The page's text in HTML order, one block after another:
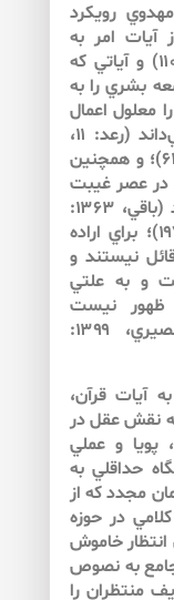
مهدوي رويكرد
آيات امر به
معروف و نهي از منكر (آل عمران: ۱۰۴و ۱۱۰) و آياتي كه
بشري را به
معلول اعمال
اراده و مقدمه سازي از طرف انسان‌‌ها مي‌‌داند (رعد: ۱۱،
نساء: ۱۵۵، مائده: ۱۳، اعراف: ۹۶، انفال: ۶۲)؛ و همچنين
در عصر غيبت
به دعا و نشستن در خانه ترغيب مي‌‌كنند (باقي، ۱۳۶۳:
ص۱۳۷، ۱۳۹، ۱۴۲ و نعماني، ۱۳۹۷: ص۱۹۷)؛ براي اراده
نيستند و
و به علتي
ظهور نيست
(بني‌‌هاشمي، ۱۳۸۴: ص۳۷۵_۳۷۶ و نصيري، ۱۳۹۹:
آيات قرآن،
نقش عقل در
پويا و عملي
حداقلي به
مجدد كه از
در حوزه
انتظار خاموش
جامع به نصوص
منتظران را